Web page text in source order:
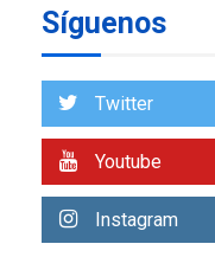
7
Síguenos
Twitter
Youtube
Instagram